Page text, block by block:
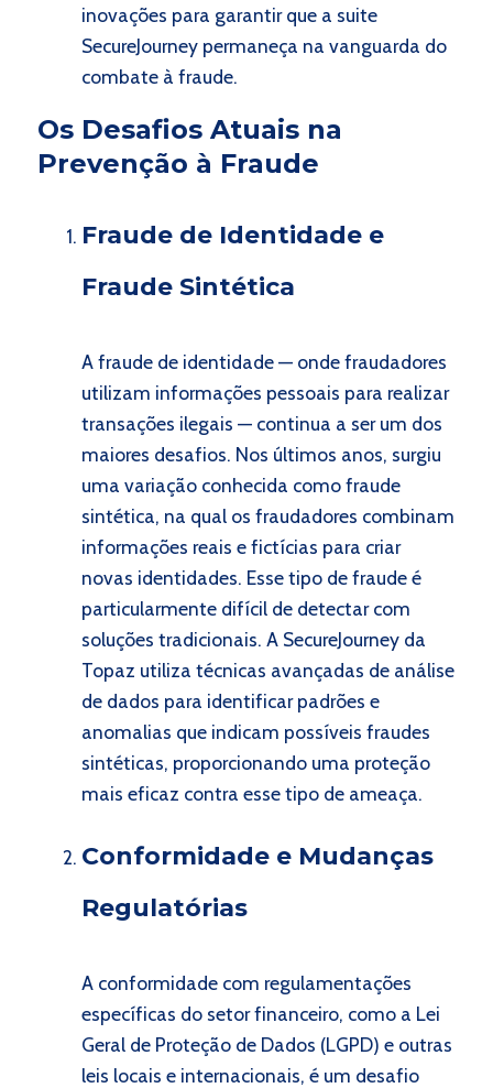
inovações para garantir que a suite
SecureJourney permaneça na vanguarda do
combate à fraude.
Os Desafios Atuais na
Prevenção à Fraude
Fraude de Identidade e
Fraude Sintética
A fraude de identidade — onde fraudadores
utilizam informações pessoais para realizar
transações ilegais — continua a ser um dos
maiores desafios. Nos últimos anos, surgiu
uma variação conhecida como fraude
sintética, na qual os fraudadores combinam
informações reais e fictícias para criar
novas identidades. Esse tipo de fraude é
particularmente difícil de detectar com
soluções tradicionais. A SecureJourney da
Topaz utiliza técnicas avançadas de análise
de dados para identificar padrões e
anomalias que indicam possíveis fraudes
sintéticas, proporcionando uma proteção
mais eficaz contra esse tipo de ameaça.
Conformidade e Mudanças
Regulatórias
A conformidade com regulamentações
específicas do setor financeiro, como a Lei
Geral de Proteção de Dados (LGPD) e outras
leis locais e internacionais, é um desafio